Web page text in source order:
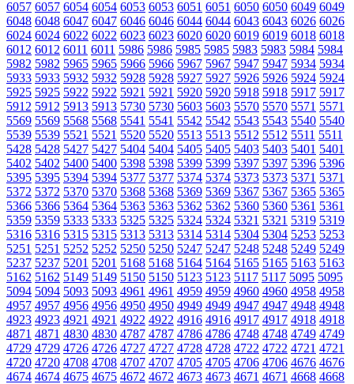
6057 6057 6054 6054 6053 6053 6051 6051 6050 6050 6049 6049
6048 6048 6047 6047 6046 6046 6044 6044 6043 6043 6026 6026
6024 6024 6022 6022 6023 6023 6020 6020 6019 6019 6018 6018
6012 6012 6011 6011 5986 5986 5985 5985 5983 5983 5984 5984
5982 5982 5965 5965 5966 5966 5967 5967 5947 5947 5934 5934
5933 5933 5932 5932 5928 5928 5927 5927 5926 5926 5924 5924
5925 5925 5922 5922 5921 5921 5920 5920 5918 5918 5917 5917
5912 5912 5913 5913 5730 5730 5603 5603 5570 5570 5571 5571
5569 5569 5568 5568 5541 5541 5542 5542 5543 5543 5540 5540
5539 5539 5521 5521 5520 5520 5513 5513 5512 5512 5511 5511
5428 5428 5427 5427 5404 5404 5405 5405 5403 5403 5401 5401
5402 5402 5400 5400 5398 5398 5399 5399 5397 5397 5396 5396
5395 5395 5394 5394 5377 5377 5374 5374 5373 5373 5371 5371
5372 5372 5370 5370 5368 5368 5369 5369 5367 5367 5365 5365
5366 5366 5364 5364 5363 5363 5362 5362 5360 5360 5361 5361
5359 5359 5333 5333 5325 5325 5324 5324 5321 5321 5319 5319
5316 5316 5315 5315 5313 5313 5314 5314 5304 5304 5253 5253
5251 5251 5252 5252 5250 5250 5247 5247 5248 5248 5249 5249
5237 5237 5201 5201 5168 5168 5164 5164 5165 5165 5163 5163
5162 5162 5149 5149 5150 5150 5123 5123 5117 5117 5095 5095
5094 5094 5093 5093 4961 4961 4959 4959 4960 4960 4958 4958
4957 4957 4956 4956 4950 4950 4949 4949 4947 4947 4948 4948
4923 4923 4921 4921 4922 4922 4916 4916 4917 4917 4918 4918
4871 4871 4830 4830 4787 4787 4786 4786 4748 4748 4749 4749
4729 4729 4726 4726 4727 4727 4728 4728 4722 4722 4721 4721
4720 4720 4708 4708 4707 4707 4705 4705 4706 4706 4676 4676
4674 4674 4675 4675 4672 4672 4673 4673 4671 4671 4668 4668